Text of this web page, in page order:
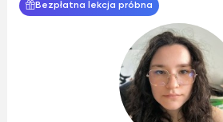
Bezpłatna lekcja próbna